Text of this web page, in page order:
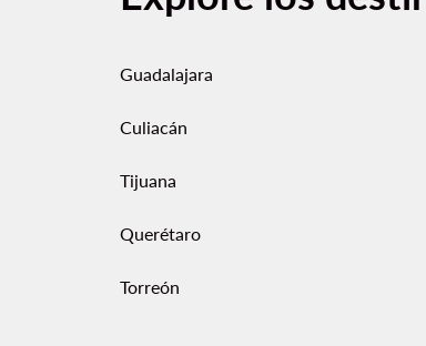
Guadalajara
Culiacán
Tijuana
Querétaro
Torreón